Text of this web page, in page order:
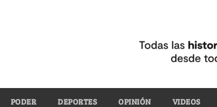
PODER DEPORTES OPINIÓN VIDEOS